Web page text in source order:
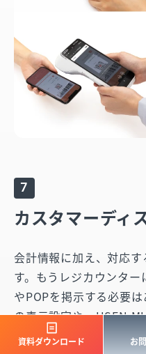
7
カスタマーディ
会計情報に加え、対応
す。もうレジカウンタ
やPOPを掲示する必要
の表示設定や、USEN
なプランもご用意。
資料ダウンロード お